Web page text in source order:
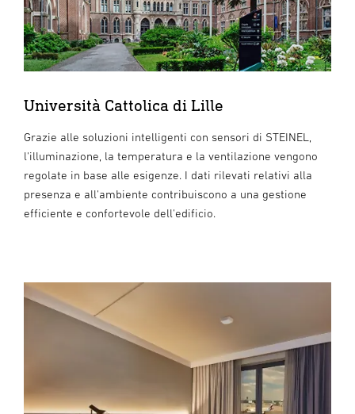
Università Cattolica di Lille
Grazie alle soluzioni intelligenti con sensori di STEINEL,
l'illuminazione, la temperatura e la ventilazione vengono
regolate in base alle esigenze. I dati rilevati relativi alla
presenza e all'ambiente contribuiscono a una gestione
efficiente e confortevole dell'edificio.